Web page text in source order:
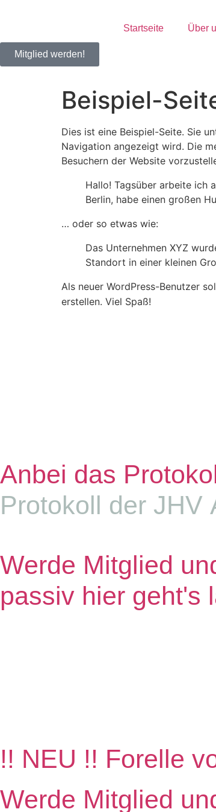
Startseite Über
Mitglied werden!
Beispiel-
Dies ist eine Beispiel-Seite. Sie
Navigation angezeigt wird. Die
Besuchern der Website
Hallo! Tagsüber arbeite ich
Berlin, habe einen großen
… oder so etwas wie:
Das Unternehmen XYZ
Standort in einer kleinen
Als neuer WordPress-Benutzer
erstellen. Viel Spaß!
Anbei das
Protokoll der JHV
Werde Mitglied
passiv hier geht's
!! NEU !! Forelle
Werde Mitglied